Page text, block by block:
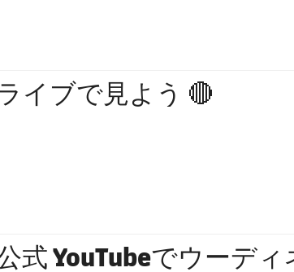
イブで見よう 🔴
式 YouTubeでウーデ